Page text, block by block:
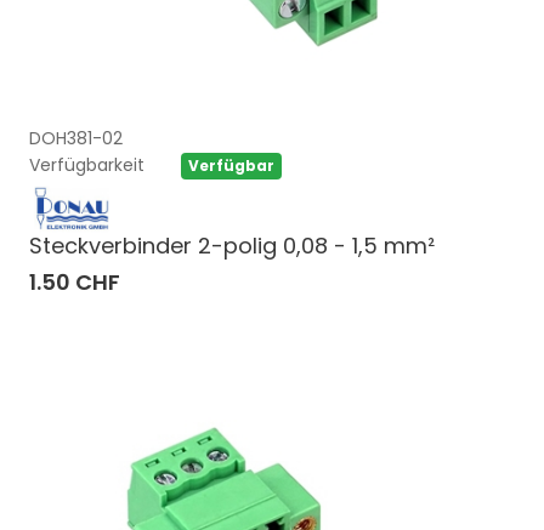
DOH381-02
Verfügbarkeit
Verfügbar
Steckverbinder 2-polig 0,08 - 1,5 mm²
1.50 CHF